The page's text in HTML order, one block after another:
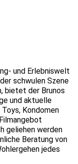
und Erlebniswelt
schwulen Szene
bietet der Brunos
und aktuelle
Toys, Kondomen
geliehen werden
Beratung von
jedes